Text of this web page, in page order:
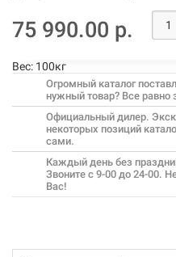
75 990.00 р.
Вес: 100кг
Огромный каталог
нужный товар? Все
Официальный дилер.
некоторых позиций
сами.
Каждый день без
Звоните с 9-00 до 24-00.
Вас!